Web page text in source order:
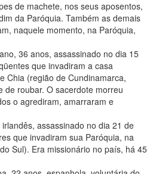
de machete, nos seus aposentos,
da Paróquia. Também as demais
naquele momento, na Paróquia,
36 anos, assassinado no dia 15
que invadiram a casa
Chia (região de Cundinamarca,
de roubar. O sacerdote morreu
o agrediram, amarraram e
assassinado no dia 21 de
que invadiram sua Paróquia, na
Sul). Era missionário no país, há 45